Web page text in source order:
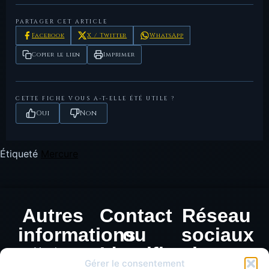
Gérer le consentement
PARTAGER CET ARTICLE
Facebook X / Twitter WhatsApp
Copier le lien Imprimer
CETTE FICHE VOUS A-T-ELLE ÉTÉ UTILE ?
Oui Non
Étiqueté
Autres
informations
Mentions
Contact
ou
Identification
Réseau
sociaux